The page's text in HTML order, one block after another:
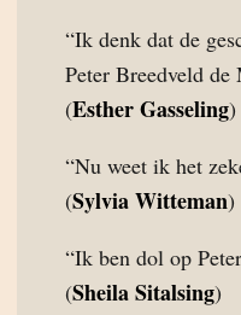
“Ik denk dat de
Peter Breedveld
(Esther Gasseling)
“Nu weet ik het
(Sylvia Witteman)
“Ik ben dol op
(Sheila Sitalsing)